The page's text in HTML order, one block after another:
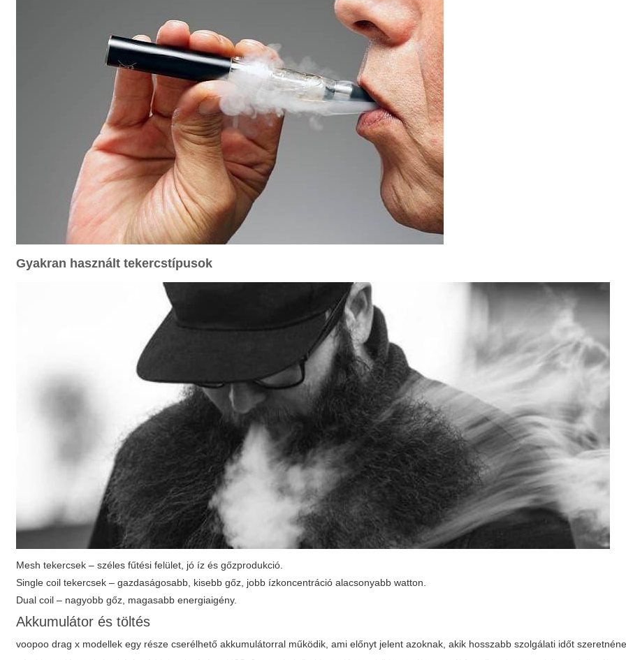
Gyakran használt tekercstípusok
Mesh tekercsek – széles fűtési felület, jó íz és gőzprodukció.
Single coil tekercsek – gazdaságosabb, kisebb gőz, jobb ízkoncentráció alacsonyabb watton.
Dual coil – nagyobb gőz, magasabb energiaigény.
Akkumulátor és töltés
voopoo drag x modellek egy része cserélhető akkumulátorral működik, ami előnyt jelent azoknak, akik hosszabb szolgálati időt